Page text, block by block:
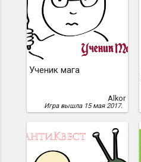
Ученик мага
Alkor
Игра вышла 15 мая 2017.